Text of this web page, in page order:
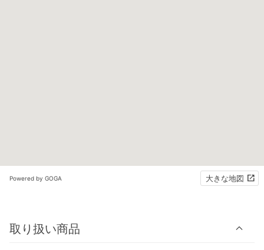
Powered by GOGA 大きな地図
取り扱い商品